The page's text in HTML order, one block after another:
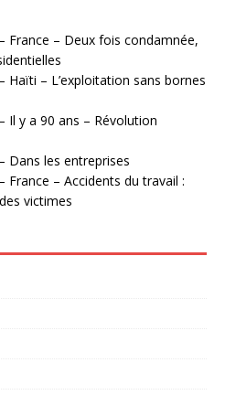
France – Deux fois condamnée,
Haïti – L’exploitation sans bornes
Il y a 90 ans – Révolution
Dans les entreprises
France – Accidents du travail :
victimes